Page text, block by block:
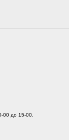
00 до 15-00.